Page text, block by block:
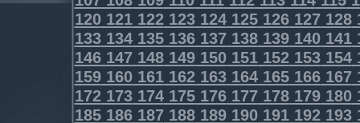
120121122123124125126127128
133134135136137138139140141
146147148149150151152153154
159160161162163164165166167
172173174175176177178179180
185186187188189190191192193